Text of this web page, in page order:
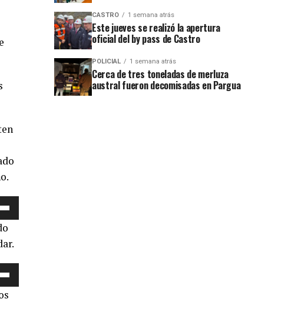
abajo
CASTRO 1 semana atrás
Este jueves se realizó la apertura
oficial del by pass de Castro
POLICIAL 1 semana atrás
Cerca de tres toneladas de merluza
austral fueron decomisadas en Pargua